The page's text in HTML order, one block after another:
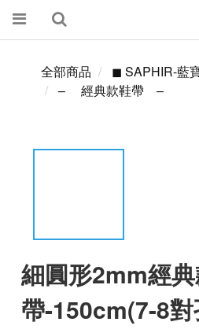
全部商品
◼ SAPHIR-藍
– 經典款鞋帶 –
細圓形2mm經
帶-150cm(7-8對